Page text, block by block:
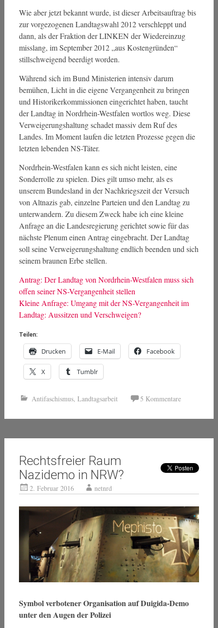
Wie aber jetzt bekannt wurde, ist dieser Arbeitsauftrag bis
zur vorgezogenen Landtagswahl 2012 verschleppt und
dann, als der Fraktion der LINKEN der Wiedereinzug
misslang, im September 2012 „aus Kostengründen“
stillschweigend beerdigt worden.
Während sich im Bund Ministerien intensiv darum
bemühen, Licht in die eigene Vergangenheit zu bringen
und Historikerkommissionen eingerichtet haben, taucht
der Landtag in Nordrhein-Westfalen wortlos weg. Diese
Verweigerungshaltung schadet massiv dem Ruf des
Landes. Im Moment laufen die letzten Prozesse gegen die
letzten lebenden NS-Täter.
Nordrhein-Westfalen kann es sich nicht leisten, eine
Sonderrolle zu spielen. Dies gilt umso mehr, als es
unserem Bundesland in der Nachkriegszeit der Versuch
von Altnazis gab, einzelne Parteien und den Landtag zu
unterwandern. Zu diesem Zweck habe ich eine kleine
Anfrage an die Landesregierung gerichtet sowie für das
nächste Plenum einen Antrag eingebracht. Der Landtag
soll seine Verweigerungshaltung endlich beenden und sich
seinem braunen Erbe stellen.
Antrag: Der Landtag von Nordrhein-Westfalen muss sich
offen seiner NS-Vergangenheit stellen
Kleine Anfrage: Umgang mit der NS-Vergangenheit im
Landtag: Aussitzen und Verschweigen?
Teilen:
Drucken E-Mail Facebook
X Tumblr
Antifaschismus, Landtagsarbeit 5 Kommentare
Rechtsfreier Raum
Nazidemo in NRW?
2. Februar 2016 netnrd
Symbol verbotener Organisation auf Duigida-Demo
unter den Augen der Polizei